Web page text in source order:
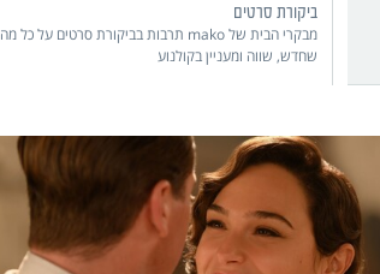
ביקורת סרטים
מבקרי הבית של mako תרבות בביקורת סרטים על כל מה
שחדש, שווה ומעניין בקולנוע